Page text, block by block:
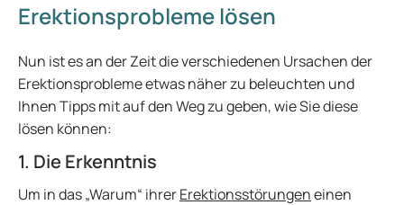
Erektionsprobleme lösen
Nun ist es an der Zeit die verschiedenen Ursachen der
Erektionsprobleme etwas näher zu beleuchten und
Ihnen Tipps mit auf den Weg zu geben, wie Sie diese
lösen können:
1. Die Erkenntnis
Um in das „Warum“ ihrerErektionsstörungeneinen